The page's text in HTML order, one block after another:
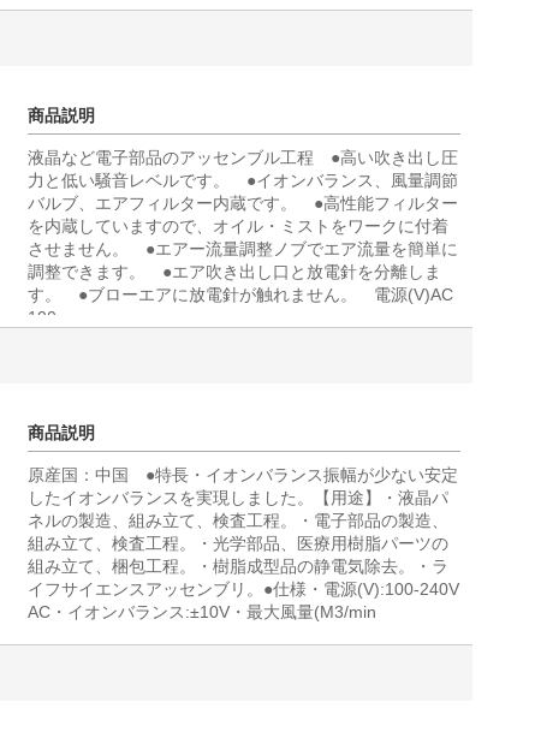
商品説明
液晶など電子部品のアッセンブル工程 ●高い吹き出し圧
力と低い騒音レベルです。 ●イオンバランス、風量調節
バルブ、エアフィルター内蔵です。 ●高性能フィルター
を内蔵していますので、オイル・ミストをワークに付着
させません。 ●エアー流量調整ノブでエア流量を簡単に
調整できます。 ●エア吹き出し口と放電針を分離しま
す。 ●ブローエアに放電針が触れません。 電源(V)AC
100
商品説明
原産国：中国 ●特長・イオンバランス振幅が少ない安定
したイオンバランスを実現しました。【用途】・液晶パ
ネルの製造、組み立て、検査工程。・電子部品の製造、
組み立て、検査工程。・光学部品、医療用樹脂パーツの
組み立て、梱包工程。・樹脂成型品の静電気除去。・ラ
イフサイエンスアッセンブリ。●仕様・電源(V):100-240V
AC・イオンバランス:±10V・最大風量(M3/min